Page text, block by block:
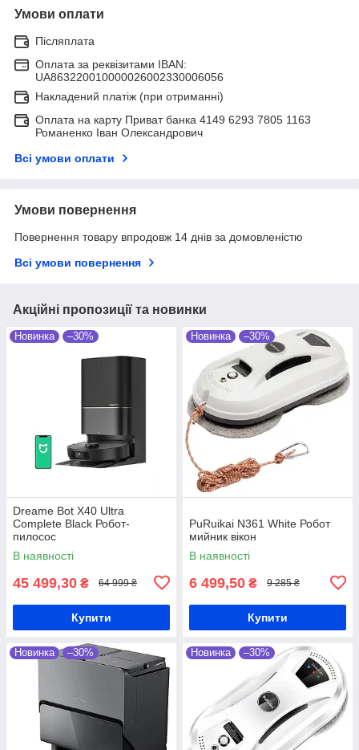
Умови оплати
Післяплата
Оплата за реквізитами IBAN:
UA863220010000026002330006056
Накладений платіж (при отриманні)
Оплата на карту Приват банка 4149 6293 7805 1163
Романенко Іван Олександрович
Всі умови оплати
Умови повернення
Повернення товару впродовж 14 днів за домовленістю
Всі умови повернення
Акційні пропозиції та новинки
Новинка –30%
Dreame Bot X40 Ultra
Complete Black Робот-
пилосос
В наявності
45 499,30 ₴ 64 999 ₴
Купити
Новинка –30%
PuRuikai N361 White Робот
мийник вікон
В наявності
6 499,50 ₴ 9 285 ₴
Купити
Новинка –30% Новинка –30%